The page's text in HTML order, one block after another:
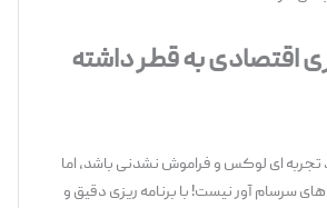
به قطر داشته
‌ای لوکس و فراموش ‌نشدنی باشد، اما
آور نیست! با برنامه ‌ریزی دقیق و